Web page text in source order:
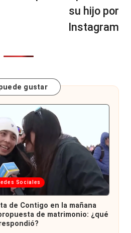
su hijo por
Instagram
gustar
Sociales
de Contigo en la mañana
de matrimonio: ¿qué